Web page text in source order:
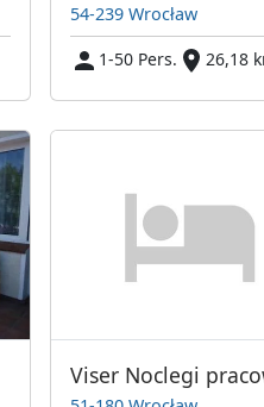
54-239 Wrocław
1-50 Pers.
26,18